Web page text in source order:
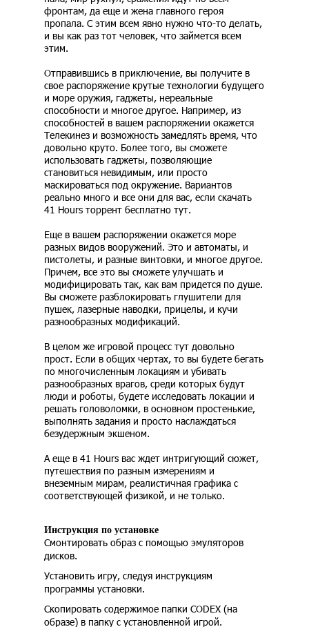
фронтам, да еще и жена главного героя
пропала. С этим всем явно нужно что-то делать,
и вы как раз тот человек, что займется всем
этим.
Отправившись в приключение, вы получите в
свое распоряжение крутые технологии будущего
и море оружия, гаджеты, нереальные
способности и многое другое. Например, из
способностей в вашем распоряжении окажется
Телекинез и возможность замедлять время, что
довольно круто. Более того, вы сможете
использовать гаджеты, позволяющие
становиться невидимым, или просто
маскироваться под окружение. Вариантов
реально много и все они для вас, если скачать
41 Hours торрент бесплатно тут.
Еще в вашем распоряжении окажется море
разных видов вооружений. Это и автоматы, и
пистолеты, и разные винтовки, и многое другое.
Причем, все это вы сможете улучшать и
модифицировать так, как вам придется по душе.
Вы сможете разблокировать глушители для
пушек, лазерные наводки, прицелы, и кучи
разнообразных модификаций.
В целом же игровой процесс тут довольно
прост. Если в общих чертах, то вы будете бегать
по многочисленным локациям и убивать
разнообразных врагов, среди которых будут
люди и роботы, будете исследовать локации и
решать головоломки, в основном простенькие,
выполнять задания и просто наслаждаться
безудержным экшеном.
А еще в 41 Hours вас ждет интригующий сюжет,
путешествия по разным измерениям и
внеземным мирам, реалистичная графика с
соответствующей физикой, и не только.
Инструкция по установке
Смонтировать образ с помощью эмуляторов
дисков.
Установить игру, следуя инструкциям
программы установки.
Скопировать содержимое папки CODEX (на
образе) в папку с установленной игрой.